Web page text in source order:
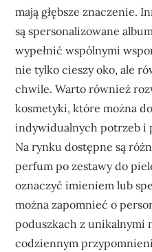
mają głębsze znaczenie.
są spersonalizowane
wypełnić wspólnymi
nie tylko cieszy oko, ale
chwile. Warto również
kosmetyki, które można
indywidualnych potrzeb i
Na rynku dostępne są
perfum po zestawy do
oznaczyć imieniem lub
można zapomnieć o
poduszkach z unikalnymi
codziennym